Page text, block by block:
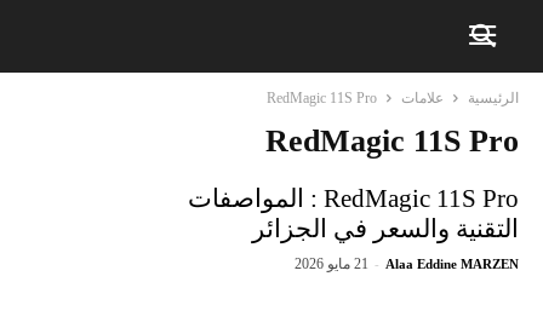
الرئيسية علامات RedMagic 11S Pro
RedMagic 11S Pro
RedMagic 11S Pro : المواصفات
التقنية والسعر في الجزائر
Alaa Eddine MARZEN
- 21 مايو 2026